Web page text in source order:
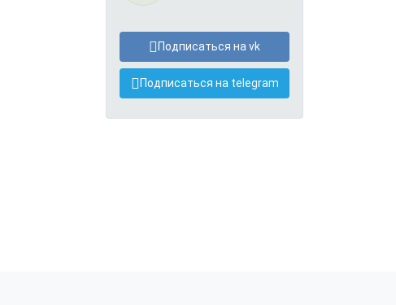
Подписаться на vk
Подписаться на telegram